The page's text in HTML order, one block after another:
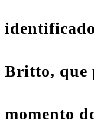
Britto, que
momento